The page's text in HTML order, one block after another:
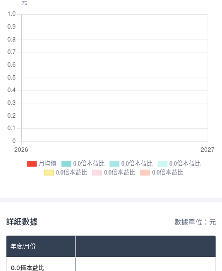
月均價 0.0倍本益比 0.0倍本益比
0.0倍本益比
0.0倍本益比
0.0倍本益比 0.0倍本益比
詳細數據 數據單位：元
年度/月份
0.0倍本益比